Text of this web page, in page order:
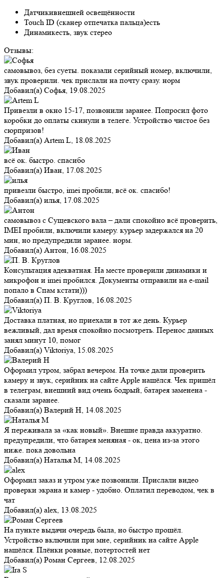
Датчикивнешней освещённости
Touch ID (сканер отпечатка пальца)есть
Динамикесть, звук стерео
Отзывы:
самовывоз, без суеты. показали серийный номер, включили,
звук проверили. чек прислали на почту сразу. норм
Добавил(а) Софья, 19.08.2025
Привезли в окно 15-17, позвонили заранее. Попросил фото
коробки до оплаты скинули в телеге. Устройство чистое без
сюрпризов!
Добавил(а) Artem L, 18.08.2025
всё ок. быстро. спасибо
Добавил(а) Иван, 17.08.2025
привезли быстро, imei пробили, всё ок. спасибо!
Добавил(а) илья, 17.08.2025
самовывоз с Сущевского вала – дали спокойно всё проверить,
IMEI пробили, включили камеру. курьер задержался на 20
мин, но предупредили заранее. норм.
Добавил(а) Антон, 16.08.2025
Консультация адекватная. На месте проверили динамики и
микрофон и imei пробился. Документы отправили на e-mail
попало в Спам кстати)))
Добавил(а) П. В. Круглов, 16.08.2025
Доставка платная, но приехали в тот же день. Курьер
вежливый, дал время спокойно посмотреть. Перенос данных
занял минут 10, помог
Добавил(а) Viktoriya, 15.08.2025
Оформил утром, забрал вечером. На точке дали проверить
камеру и звук, серийник на сайте Apple нашёлся. Чек пришёл
в телеграм, внешний вид очень бодрый, батарея заменена -
сказали заранее.
Добавил(а) Валерий Н, 14.08.2025
Я переживала за «как новый». Внешне правда аккуратно.
предупредили, что батарея меняная - ок, цена из-за этого
ниже. пока довольна
Добавил(а) Наталья М, 14.08.2025
Оформил заказ и утром уже позвонили. Прислали видео
проверки экрана и камер - удобно. Оплатил переводом, чек в
чат
Добавил(а) alex, 13.08.2025
На пункте выдачи очередь была, но быстро прошёл.
Устройство включили при мне, серийник на сайте Apple
нашёлся. Плёнки ровные, потертостей нет
Добавил(а) Роман Сергеев, 12.08.2025